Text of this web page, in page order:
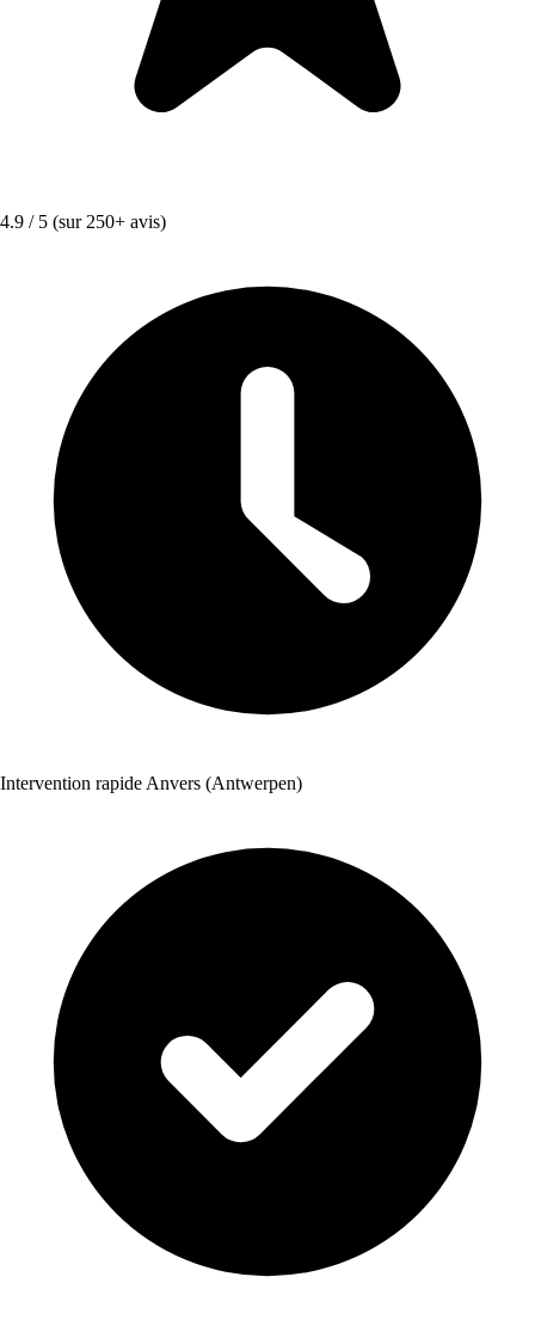
4.9 / 5 (sur 250+ avis)
Intervention rapide Anvers (Antwerpen)